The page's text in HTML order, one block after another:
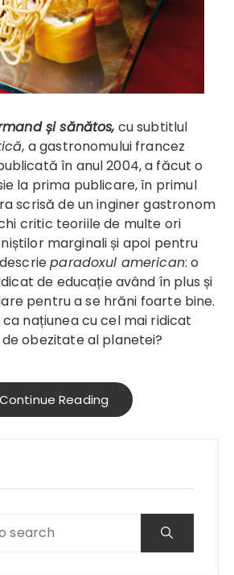
și sănătos, cu subtitlul
, a gastronomului francez
în anul 2004, a făcut o
la prima publicare, în primul
scrisă de un inginer gastronom
critic teoriile de multe ori
marginali și apoi pentru
paradoxul american: o
de educație având în plus și
pentru a se hrăni foarte bine.
națiunea cu cel mai ridicat
obezitate al planetei?
Continue Reading